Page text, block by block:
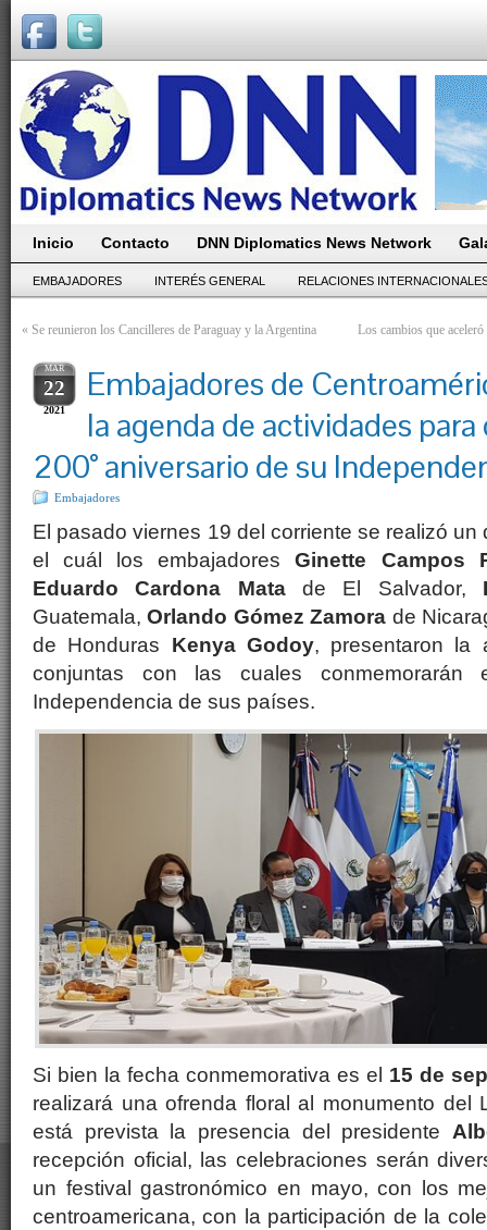
Inicio Contacto DNN Diplomatics News Network
EMBAJADORES INTERÉS GENERAL RELACIONES
« Se reunieron los Cancilleres de Paraguay y la Argentina Los cambios que
MAR
22
2021
Embajadores de
la agenda de actividades
200° aniversario de su
Embajadores
El pasado viernes 19 del corriente se realizó
el cuál los embajadoresGinette Campos
Eduardo Cardona Matade El Salvador,
Guatemala,Orlando Gómez Zamora de
de Honduras Kenya Godoy, presentaron la
conjuntas con las cuales conmemorarán
Independencia de sus países.
Si bien la fecha conmemorativa es el 15 de
realizará una ofrenda floral al monumento del
está prevista la presencia del presidente
recepción oficial, las celebraciones serán
un festival gastronómico en mayo, con los
centroamericana, con la participación de la